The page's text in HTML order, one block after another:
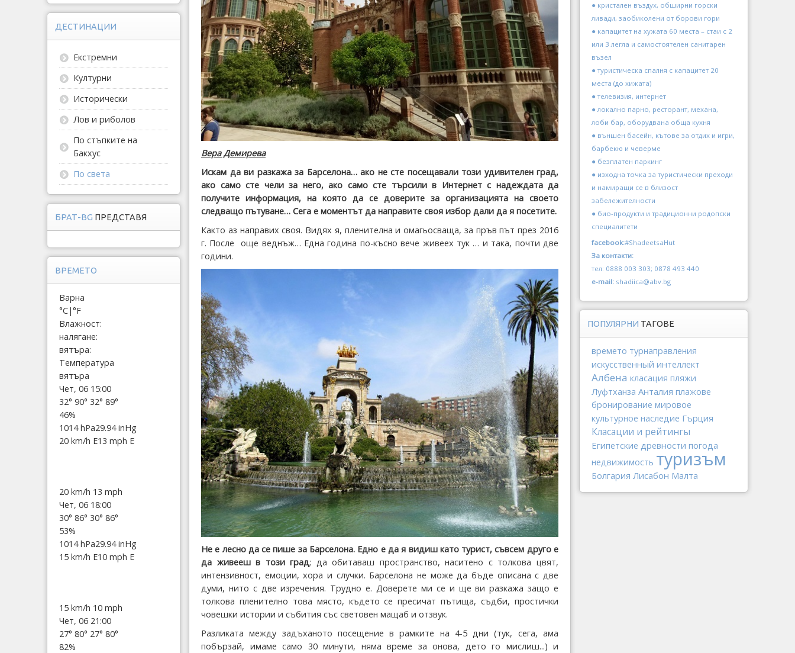
Вера Демирева
Искам да ви разкажа за Барселона… ако не сте посещавали този удивителен град,
ако само сте чели за него, ако само сте търсили в Интернет с надеждата да
получите информация, на която да се доверите за организацията на своето
следващо пътуване… Сега е моментът да направите своя избор дали да я посетите.
Както аз направих своя. Видях я, пленителна и омагьосваща, за пръв път през 2016
г. После още веднъж… Една година по-късно вече живеех тук … и така, почти две
години.
Не е лесно да се пише за Барселона. Едно е да я видиш като турист, съвсем друго е
да живееш в този град; да обитаваш пространство, наситено с толкова цвят,
интензивност, емоции, хора и случки. Барселона не може да бъде описана с две
думи, нито с две изречения. Трудно е. Доверете ми се и ще ви разкажа защо е
толкова пленително това място, където се пресичат пътища, съдби, простички
човешки истории и събития със световен мащаб и отзвук.
Разликата между задъханото посещение в рамките на 4-5 дни (тук, сега, ама
побързай, имаме само 30 минути, няма време за онова, дето го мислиш...) и
ДЕСТИНАЦИИ
Екстремни
Културни
Исторически
Лов и риболов
По стъпките на
Бакхус
По света
БРАТ-BG ПРЕДСТАВЯ
ВРЕМЕТО
Варна
°C|°F
Влажност:
налягане:
вятъра:
Температура
вятъра
Чет, 06 15:00
32° 90° 32° 89°
46%
1014 hPa29.94 inHg
20 km/h E13 mph E
20 km/h 13 mph
Чет, 06 18:00
30° 86° 30° 86°
53%
1014 hPa29.94 inHg
15 km/h E10 mph E
15 km/h 10 mph
Чет, 06 21:00
27° 80° 27° 80°
82%
● кристален въздух, обширни горски
ливади, заобиколени от борови гори
● капацитет на хужата 60 места – стаи с 2
или 3 легла и самостоятелен санитарен
възел
● туристическа спалня с капацитет 20
места (до хижата)
● телевизия, интернет
● локално парно, ресторант, механа,
лоби бар, оборудвана обща кухня
● външен басейн, кътове за отдих и игри,
барбекю и чеверме
● безплатен паркинг
● изходна точка за туристически преходи
и намиращи се в близост
забележителности
● био-продукти и традиционни родопски
специалитети
facebook:#ShadeetsaHut
За контакти:
тел: 0888 003 303; 0878 493 440
e-mail: shadiica@abv.bg
ПОПУЛЯРНИ ТАГОВЕ
времето турнаправления
искусственный интеллект
Албена класация пляжи
Луфтханза Анталия плажове
бронирование мировое
культурное наследие Гърция
Класации и рейтингы
Египетские древности погода
недвижимость туризъм
Болгария Лисабон Малта